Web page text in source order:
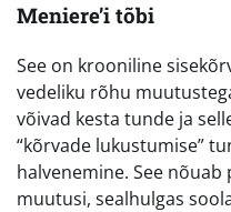
Meniere’i tõbi
See on krooniline
vedeliku rõhu
võivad kesta tunde ja
“kõrvade lukustumise”
halvenemine. See
muutusi, sealhulgas